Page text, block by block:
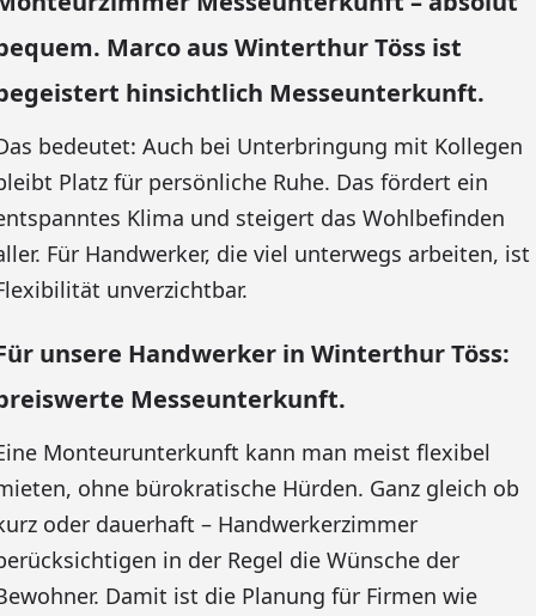
Marco aus Winterthur Töss ist
hinsichtlich Messeunterkunft.
bedeutet: Auch bei Unterbringung mit Kollegen
Platz für persönliche Ruhe. Das fördert ein
Klima und steigert das Wohlbefinden
Für Handwerker, die viel unterwegs arbeiten, ist
unverzichtbar.
unsere Handwerker in Winterthur Töss:
Messeunterkunft.
Monteurunterkunft kann man meist flexibel
ohne bürokratische Hürden. Ganz gleich ob
oder dauerhaft – Handwerkerzimmer
in der Regel die Wünsche der
Damit ist die Planung für Firmen wie